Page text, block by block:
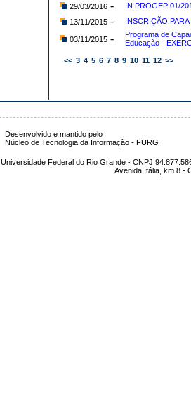
29/03/2016-
IN PROGEP 01/
13/11/2015- INSCRIÇÃO
03/11/2015-
Programa de
Educação -
<< 3 4 5 6 7 8 9 10 11 12 >>
Desenvolvido e mantido pelo
Núcleo de Tecnologia da Informação - FURG
Universidade Federal do Rio Grande - CNPJ
Avenida Itália, km 8 -